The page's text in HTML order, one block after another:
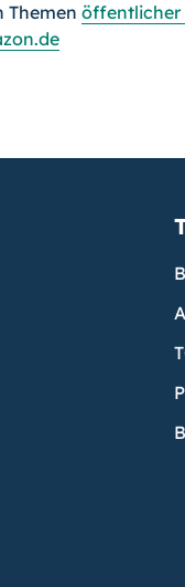
Themen öffentlicher